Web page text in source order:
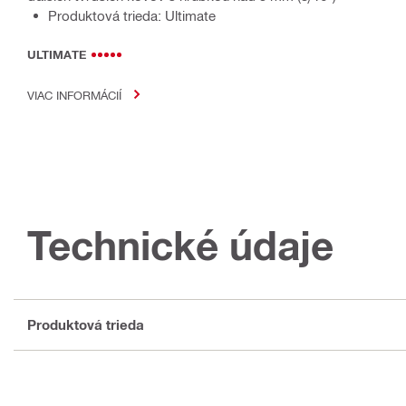
Produktová trieda: Ultimate
ULTIMATE
VIAC INFORMÁCIÍ
Technické údaje
Produktová trieda